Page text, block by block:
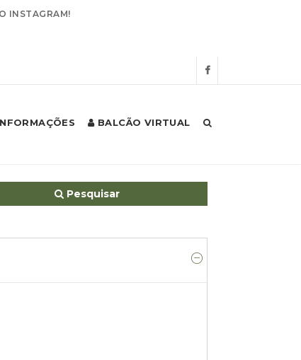
INSTAGRAM!
BALCÃO VIRTUAL
Pesquisar